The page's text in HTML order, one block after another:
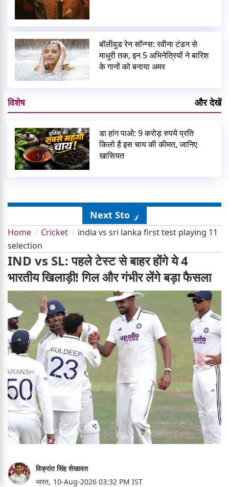
बॉलीवुड रेन सॉन्ग्स: रवीना टंडन से
माधुरी तक, इन 5 अभिनेत्रियों ने बारिश
के गानों को बनाया अमर
विशेष और देखें
डा हांग पाओ: 9 करोड़ रुपये प्रति
किलो है इस चाय की कीमत, जानिए
खासियत
Next Story
Home Cricket
india vs sri lanka first test playing 11
selection
IND vs SL: पहले टेस्ट से बाहर होंगे ये 4
भारतीय खिलाड़ी! गिल और गंभीर लेंगे बड़ा फैसला
विक्रांत सिंह शेखावत
भारत, 10-Aug-2026 03:32 PM IST